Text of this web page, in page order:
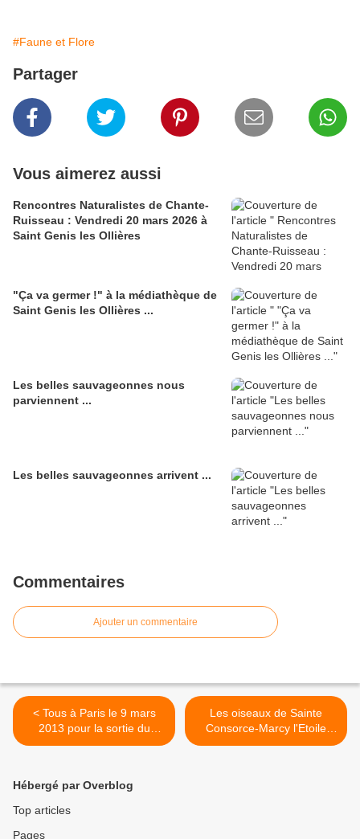
#Faune et Flore
Partager
Vous aimerez aussi
Rencontres Naturalistes de Chante-
Ruisseau : Vendredi 20 mars 2026 à
Saint Genis les Ollières
"Ça va germer !" à la médiathèque de
Saint Genis les Ollières ...
Les belles sauvageonnes nous
parviennent ...
Les belles sauvageonnes arrivent ...
Commentaires
Ajouter un commentaire
< Tous à Paris le 9 mars
2013 pour la sortie du
nucléaire
Les oiseaux de Sainte
Consorce-Marcy l'Etoile
(Rhône) >
Hébergé par Overblog
Top articles
Pages